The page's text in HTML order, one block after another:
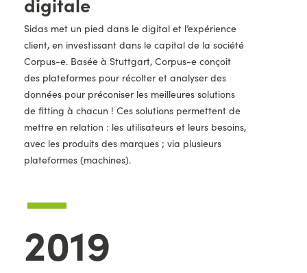
Description
Sidas met un pied dans le digital et l’expérience
client, en investissant dans le capital de la société
Corpus-e. Basée à Stuttgart, Corpus-e conçoit
des plateformes pour récolter et analyser des
données pour préconiser les meilleures solutions
de fitting à chacun ! Ces solutions permettent de
mettre en relation : les utilisateurs et leurs besoins,
avec les produits des marques ; via plusieurs
plateformes (machines).
—
Année
2019